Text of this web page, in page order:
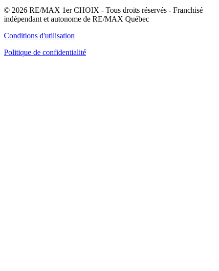
© 2026 RE/MAX 1er CHOIX - Tous droits réservés - Franchisé
indépendant et autonome de RE/MAX Québec
Conditions d'utilisation
Politique de confidentialité